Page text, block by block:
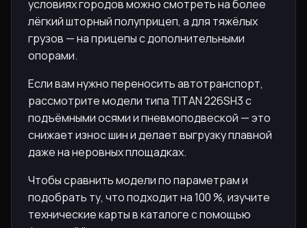
условиях городов можно смотреть на более
лёгкий шторный полуприцеп, а для тяжёлых
грузов — на прицепы с дополнительными
опорами.
Если вам нужно переносить автотранспорт,
рассмотрите модели типа TITAN 226SH3 с
подъёмными осями и пневмоподвеской — это
снижает износ шин и делает выгрузку плавной
даже на неровных площадках.
Чтобы сравнить модели по параметрам и
подобрать ту, что подходит на 100 %, изучите
технические карты в каталоге с помощью